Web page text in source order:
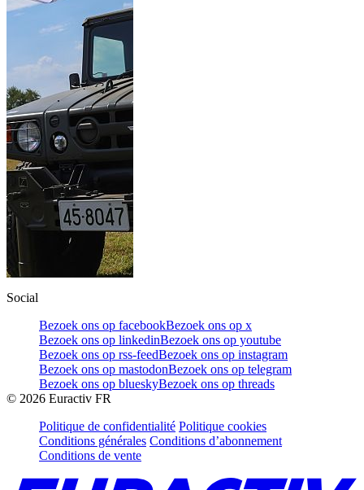
Social
Bezoek ons op facebookBezoek ons op x
Bezoek ons op linkedinBezoek ons op youtube
Bezoek ons op rss-feedBezoek ons op instagram
Bezoek ons op mastodonBezoek ons op telegram
Bezoek ons op blueskyBezoek ons op threads
© 2026 Euractiv FR
Politique de confidentialité Politique cookies
Conditions générales Conditions d’abonnement
Conditions de vente